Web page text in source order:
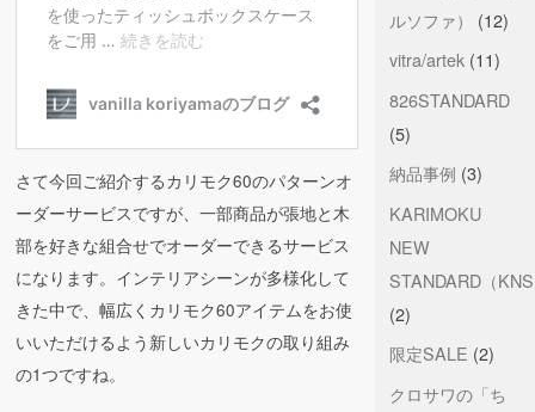
さて今回ご紹介するカリモク60のパターンオ
ーダーサービスですが、一部商品が張地と木
部を好きな組合せでオーダーできるサービス
になります。インテリアシーンが多様化して
きた中で、幅広くカリモク60アイテムをお使
いいただけるよう新しいカリモクの取り組み
の1つですね。
ルソファ）
(12)
vitra/artek(11)
826STANDARD
(5)
納品事例 (3)
KARIMOKU
NEW
STANDARD（
(2)
限定SALE (2)
クロサワの「ち